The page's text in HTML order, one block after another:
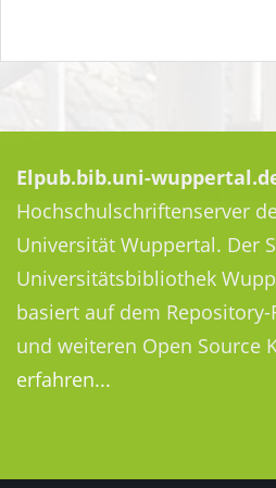
Elpub.bib.uni-
Hochschulschriftenserver
Universität Wuppertal. Der
Universitätsbibliothek
basiert auf dem Repository-
und weiteren Open Source
erfahren...